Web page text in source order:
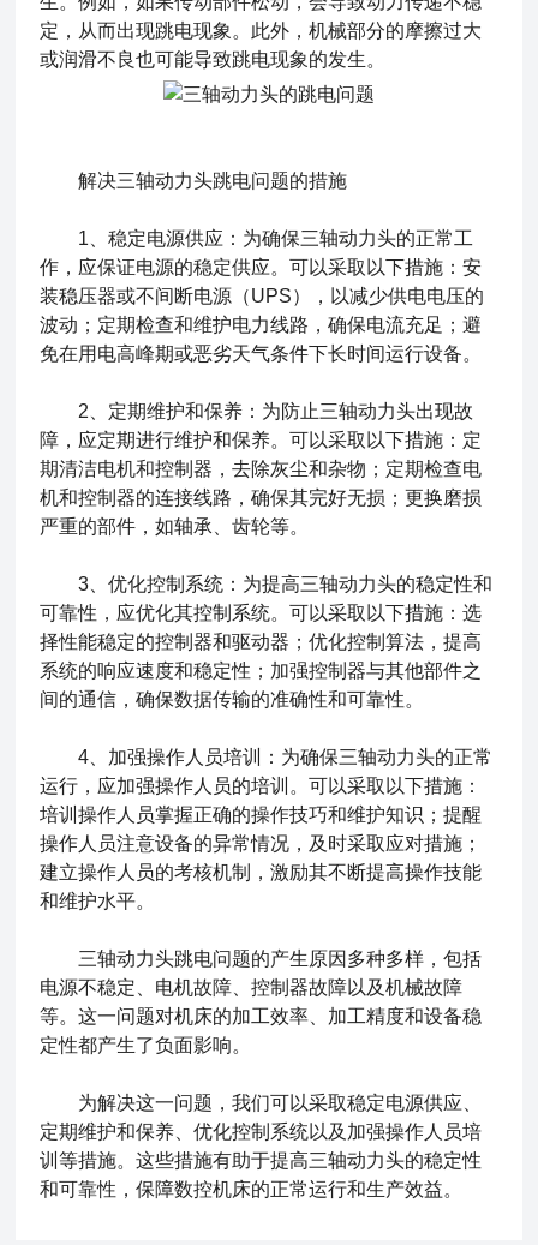
定，从而出现跳电现象。此外，机械部分的摩擦过大
或润滑不良也可能导致跳电现象的发生。
解决三轴动力头跳电问题的措施
1、稳定电源供应：为确保三轴动力头的正常工
作，应保证电源的稳定供应。可以采取以下措施：安
装稳压器或不间断电源（UPS），以减少供电电压的
波动；定期检查和维护电力线路，确保电流充足；避
免在用电高峰期或恶劣天气条件下长时间运行设备。
2、定期维护和保养：为防止三轴动力头出现故
障，应定期进行维护和保养。可以采取以下措施：定
期清洁电机和控制器，去除灰尘和杂物；定期检查电
机和控制器的连接线路，确保其完好无损；更换磨损
严重的部件，如轴承、齿轮等。
3、优化控制系统：为提高三轴动力头的稳定性和
可靠性，应优化其控制系统。可以采取以下措施：选
择性能稳定的控制器和驱动器；优化控制算法，提高
系统的响应速度和稳定性；加强控制器与其他部件之
间的通信，确保数据传输的准确性和可靠性。
4、加强操作人员培训：为确保三轴动力头的正常
运行，应加强操作人员的培训。可以采取以下措施：
培训操作人员掌握正确的操作技巧和维护知识；提醒
操作人员注意设备的异常情况，及时采取应对措施；
建立操作人员的考核机制，激励其不断提高操作技能
和维护水平。
三轴动力头跳电问题的产生原因多种多样，包括
电源不稳定、电机故障、控制器故障以及机械故障
等。这一问题对机床的加工效率、加工精度和设备稳
定性都产生了负面影响。
为解决这一问题，我们可以采取稳定电源供应、
定期维护和保养、优化控制系统以及加强操作人员培
训等措施。这些措施有助于提高三轴动力头的稳定性
和可靠性，保障数控机床的正常运行和生产效益。